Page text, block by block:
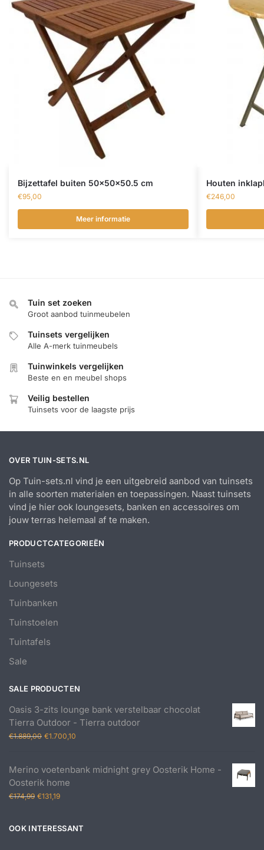
Bijzettafel buiten 50x50x50.5 cm
€95,00
Meer informatie
Houten
€246,00
Tuin set zoeken
Groot aanbod tuinmeubelen
Tuinsets vergelijken
Alle A-merk tuinmeubels
Tuinwinkels vergelijken
Beste en en meubel shops
Veilig bestellen
Tuinsets voor de laagste prijs
OVER TUIN-SETS.NL
Op Tuin-sets.nl vind je een uitgebreid aanbod van tuinsets
in alle soorten materialen en toepassingen. Naast tuinsets
vind je hier ook loungesets, banken en accessoires om
jouw terras helemaal af te maken.
PRODUCTCATEGORIEËN
Tuinsets
Loungesets
Tuinbanken
Tuinstoelen
Tuintafels
Sale
SALE PRODUCTEN
Oasis 3-zits lounge bank verstelbaar chocolat
Tierra Outdoor - Tierra outdoor
€1.889,00 Oorspronkelijke
€1.889,00.
€1.700,10
€1.700,10.
Merino voetenbank midnight grey Oosterik Home -
Oosterik home
€174,99 Oorspronkelijke
€174,99.
€131,19Huidige
€131,19.
OOK INTERESSANT